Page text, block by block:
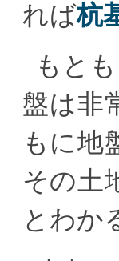
れば杭
もと
盤は非
もに地
その土
とわか